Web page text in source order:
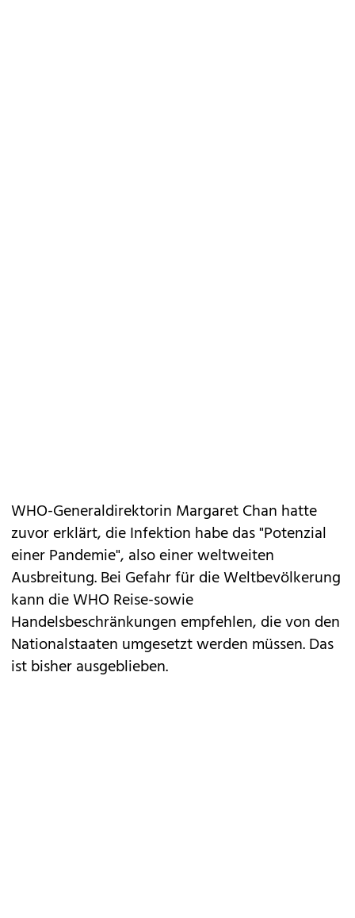
WHO-Generaldirektorin Margaret Chan hatte
zuvor erklärt, die Infektion habe das "Potenzial
einer Pandemie", also einer weltweiten
Ausbreitung. Bei Gefahr für die Weltbevölkerung
kann die WHO Reise-sowie
Handelsbeschränkungen empfehlen, die von den
Nationalstaaten umgesetzt werden müssen. Das
ist bisher ausgeblieben.